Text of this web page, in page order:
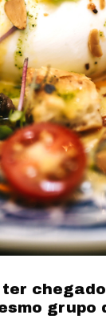
grupo